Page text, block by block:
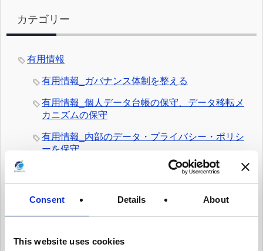
Consent Details About
This website uses cookies
カテゴリー
有用情報
有用情報_ガバナンス体制を整える
有用情報_個人データ台帳の保守、データ移転メ
カニズムの保守
有用情報_内部のデータ・プライバシー・ポリシ
ーを保守
有用情報_日常業務にデータ・プライバシーの考
え方を統合する
有用情報_従業員トレーニングとプライバシーに
ついての認知活動を実施
有用情報_情報セキュリティ・リスクを日常的に